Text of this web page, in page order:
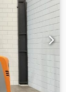
til transport
der kan
MX-X Cjdpjzc
/
Nominel
V, type 04